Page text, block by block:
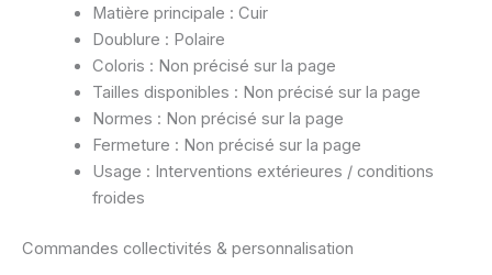
Matière principale : Cuir
Doublure : Polaire
Coloris : Non précisé sur la page
Tailles disponibles : Non précisé sur la page
Normes : Non précisé sur la page
Fermeture : Non précisé sur la page
Usage : Interventions extérieures / conditions
froides
Commandes collectivités & personnalisation